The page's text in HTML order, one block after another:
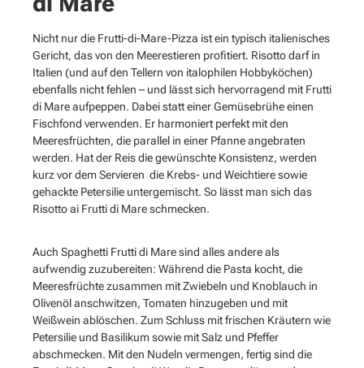
Nicht nur die Frutti-di-Mare-Pizza ist ein typisch italienisches
Gericht, das von den Meerestieren profitiert. Risotto darf in
Italien (und auf den Tellern von italophilen Hobbyköchen)
ebenfalls nicht fehlen – und lässt sich hervorragend mit Frutti
di Mare aufpeppen. Dabei statt einer Gemüsebrühe einen
Fischfond verwenden. Er harmoniert perfekt mit den
Meeresfrüchten, die parallel in einer Pfanne angebraten
werden. Hat der Reis die gewünschte Konsistenz, werden
kurz vor dem Servieren die Krebs- und Weichtiere sowie
gehackte Petersilie untergemischt. So lässt man sich das
Risotto ai Frutti di Mare schmecken.
Auch Spaghetti Frutti di Mare sind alles andere als
aufwendig zuzubereiten: Während die Pasta kocht, die
Meeresfrüchte zusammen mit Zwiebeln und Knoblauch in
Olivenöl anschwitzen, Tomaten hinzugeben und mit
Weißwein ablöschen. Zum Schluss mit frischen Kräutern wie
Petersilie und Basilikum sowie mit Salz und Pfeffer
abschmecken. Mit den Nudeln vermengen, fertig sind die